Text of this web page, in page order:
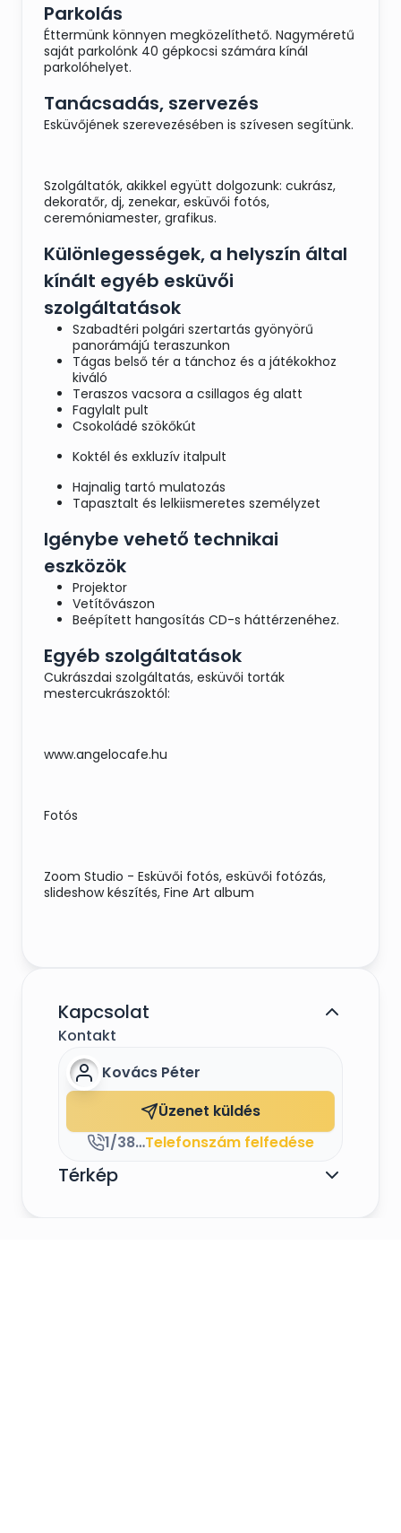
francia lecsóval,
burgonya tortával
Mascarponés, amaréna
meggyes mini torta
kesudió grillázzsal
Parkolás
Éttermünk könnyen megközelíthető. Nagyméretű
saját parkolónk 40 gépkocsi számára kínál
parkolóhelyet.
Tanácsadás, szervezés
Esküvőjének szerevezésében is szívesen segítünk.
Szolgáltatók, akikkel együtt dolgozunk: cukrász,
dekoratőr, dj, zenekar, esküvői fotós,
ceremóniamester, grafikus.
Különlegességek, a helyszín által
kínált egyéb esküvői
szolgáltatások
Szabadtéri polgári szertartás gyönyörű
panorámájú teraszunkon
Tágas belső tér a tánchoz és a játékokhoz
kiváló
Teraszos vacsora a csillagos ég alatt
Fagylalt pult
Csokoládé szökőkút
Koktél és exkluzív italpult
Hajnalig tartó mulatozás
Tapasztalt és lelkiismeretes személyzet
Igénybe vehető technikai
eszközök
Projektor
Vetítővászon
Beépített hangosítás CD-s háttérzenéhez.
Egyéb szolgáltatások
Cukrászdai szolgáltatás, esküvői torták
mestercukrászoktól:
www.angelocafe.hu
Fotós
Zoom Studio - Esküvői fotós, esküvői fotózás,
slideshow készítés, Fine Art album
Kapcsolat
Kontakt
Kovács Péter
Üzenet küldés
1/381-0522, 30/488-6000Telefonszám felfedése
Térkép